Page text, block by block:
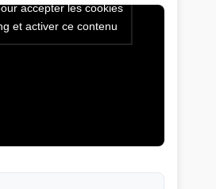
Vidéo de l’intervention : Y-a-
accepter les cookies
et activer ce contenu